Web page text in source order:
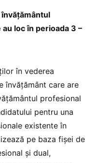
loc în perioada 3 –
în vederea
învăţământ care are
profesional
pentru una
existente în
pe baza fişei de
şi dual,